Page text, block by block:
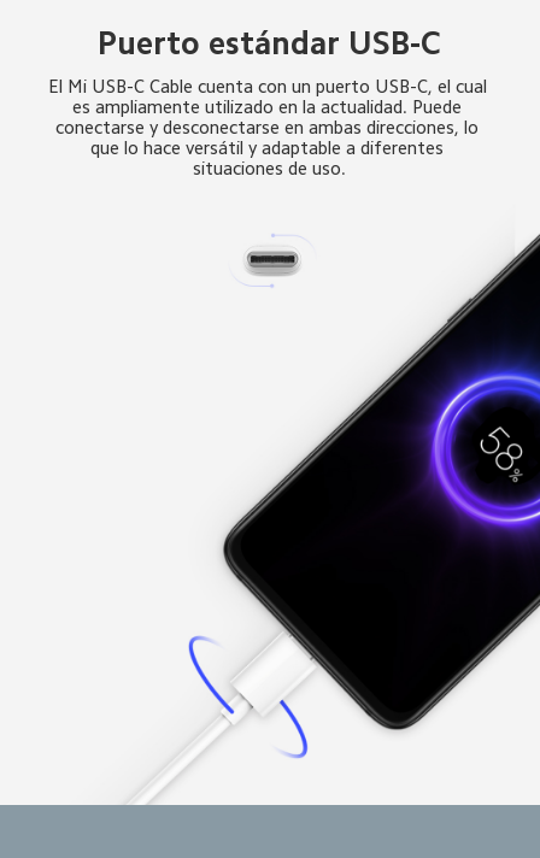
Puerto estándar USB-C
El Mi USB-C Cable cuenta con un puerto USB-C, el cual
es ampliamente utilizado en la actualidad. Puede
conectarse y desconectarse en ambas direcciones, lo
que lo hace versátil y adaptable a diferentes
situaciones de uso.